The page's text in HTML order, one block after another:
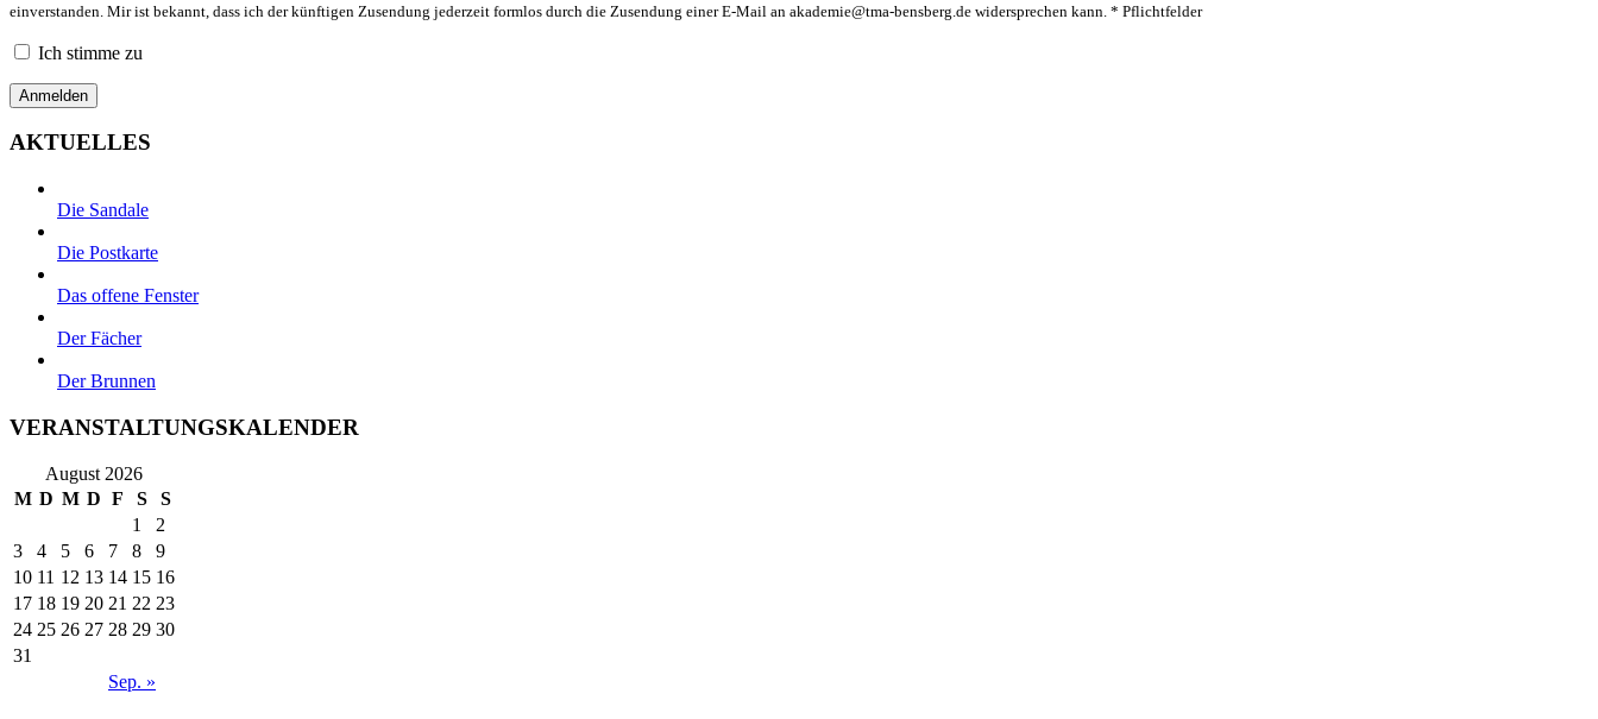
einverstanden. Mir ist bekannt, dass ich der künftigen Zusendung jederzeit formlos durch die Zusendung einer E-Mail an akademie@tma-bensberg.de widersprechen kann. * Pflichtfelder
Ich stimme zu
AKTUELLES
Die Sandale
Die Postkarte
Das offene Fenster
Der Fächer
Der Brunnen
VERANSTALTUNGSKALENDER
August 2026
M D M D F S S
Sep. »
1
2
3
4 5 6 7 8
9
10 11 12 13 14 15 16
17 18 19 20 21 22 23
24 25 26 27 28 29 30
31